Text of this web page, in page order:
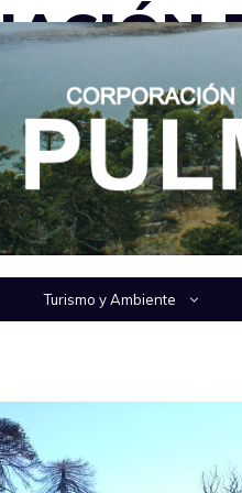
Turismo y Ambiente
dependientes
nativos llevado